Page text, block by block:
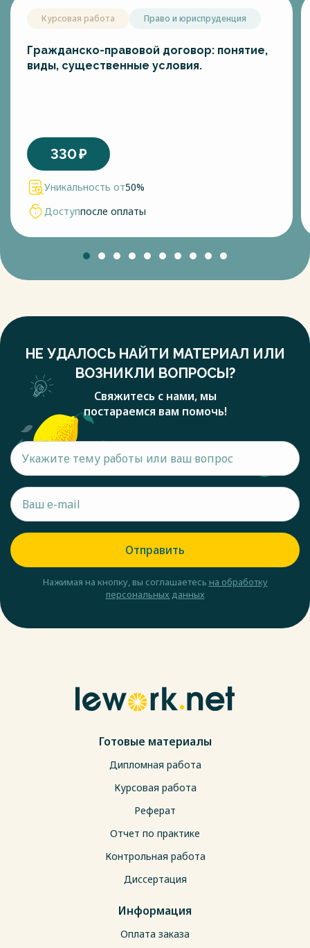
Курсовая работа Право и юриспруденция
Гражданско-правовой договор: понятие,
виды, существенные условия.
330₽
Уникальность от50%
Доступпосле оплаты
НЕ УДАЛОСЬ НАЙТИ МАТЕРИАЛ ИЛИ
ВОЗНИКЛИ ВОПРОСЫ?
Свяжитесь с нами, мы
постараемся вам помочь!
Отправить
Нажимая на кнопку, вы соглашаетесь на обработку
персональных данных
Готовые материалы
Дипломная работа
Курсовая работа
Реферат
Отчет по практике
Контрольная работа
Диссертация
Информация
Оплата заказа